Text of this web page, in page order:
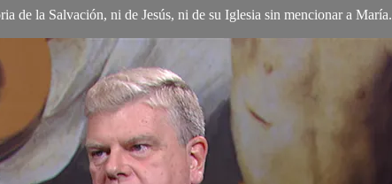
de la Salvación, ni de Jesús, ni de su Iglesia sin mencionar a María.